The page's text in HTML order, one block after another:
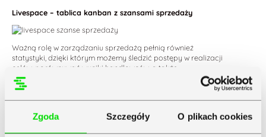
Zgoda Szczegóły O plikach cookies
Livespace – tablica kanban z szansami sprzedaży
Ważną rolę w zarządzaniu sprzedażą pełnią również
statystyki, dzięki którym możemy śledzić postępy w realizacji
celów, porównywać wyniki handlowców, a także
identyfikować obszary, które wymagają poprawy. Platforma
dostarcza nam również rekomendacje dotyczące działań,
które mogą zwiększyć szanse na zamknięcie sprzedaży.
oraz opisywać za pomocą notatek. W platformie brakuje